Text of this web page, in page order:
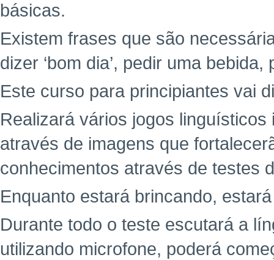
básicas.
Existem frases que são
dizer ‘bom dia’, pedir uma
Este curso para principiantes vai
Realizará vários jogos
através de imagens que
conhecimentos através de testes
Enquanto estará brincando,
Durante todo o teste escutará a
utilizando microfone, poderá